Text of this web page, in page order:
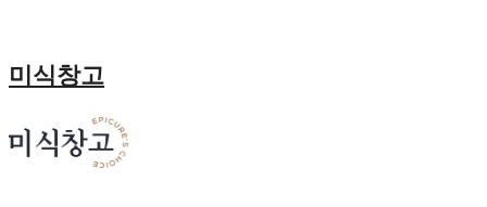
미식창고